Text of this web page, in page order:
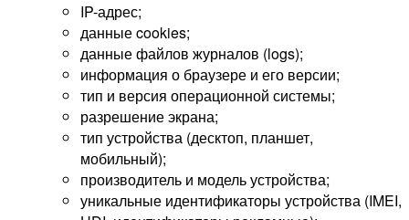
IP-адрес;
данные cookies;
данные файлов журналов (logs);
информация о браузере и его версии;
тип и версия операционной системы;
разрешение экрана;
тип устройства (десктоп, планшет,
мобильный);
производитель и модель устройства;
уникальные идентификаторы устройства (IMEI,